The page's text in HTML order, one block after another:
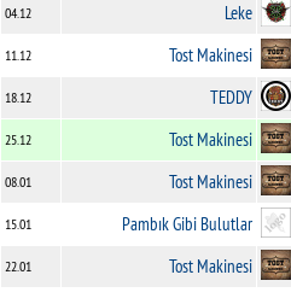
04.12 Leke
11.12 Tost Makinesi
18.12 TEDDY
25.12 Tost Makinesi
08.01 Tost Makinesi
15.01 Pambık Gibi Bulutlar
22.01 Tost Makinesi